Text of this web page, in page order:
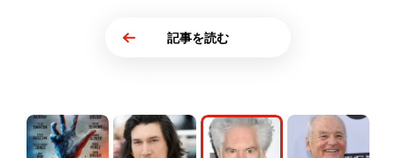
記事を読む